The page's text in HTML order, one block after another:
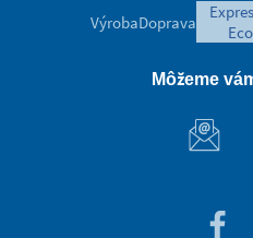
VýrobaDoprava
eco
Môžeme